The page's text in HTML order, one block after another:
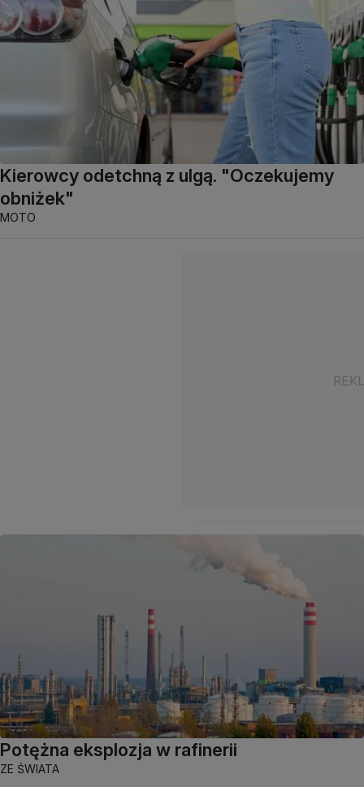
Kierowcy odetchną z ulgą. "Oczekujemy
obniżek"
MOTO
Potężna eksplozja w rafinerii
ZE ŚWIATA